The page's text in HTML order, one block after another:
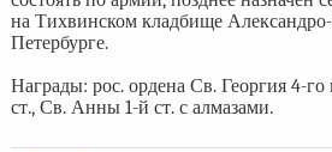
на Тихвинском кладбище
Петербурге.
Награды: рос. ордена Св. Георгия 4-
ст., Св. Анны 1-й ст. с алмазами.